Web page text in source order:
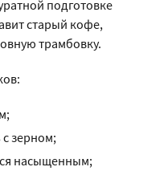
подготовке
старый кофе,
трамбовку.
зерном;
насыщенным;